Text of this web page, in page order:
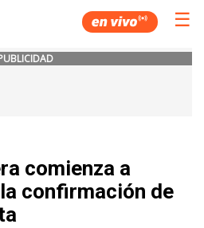
☰
comienza a
confirmación de